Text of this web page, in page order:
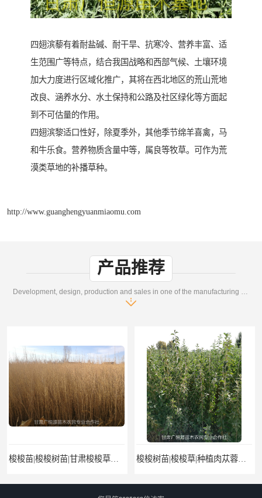
四翅滨藜有着耐盐碱、耐干旱、抗寒冷、营养丰富、适
生范围广等特点，结合我国战略和西部气候、土壤环境
加大力度进行区域化推广，其将在西北地区的荒山荒地
改良、涵养水分、水土保持和公路及社区绿化等方面起
到不可估量的作用。
四翅滨黎适口性好，除夏季外，其他季节绵羊喜禽，马
和牛乐食。营养物质含量中等，属良等牧草。可作为荒
漠类草地的补播草种。
http://www.guanghengyuanmiaomu.com
产品推荐